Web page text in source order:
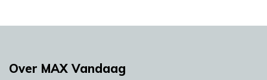
Over MAX Vandaag